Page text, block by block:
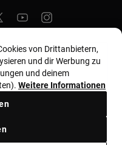
Germany / Euro
von Drittanbietern,
und dir Werbung zu
und deinem
Weitere Informationen